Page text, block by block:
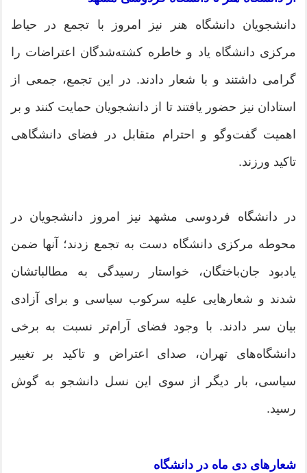
دانشجویان دانشگاه هنر نیز امروز با تجمع در حیاط
مرکزی دانشگاه یاد و خاطره کشته‌شدگان اعتراضات را
گرامی داشتند و با شعار دادند. در این تجمع، جمعی از
استادان نیز حضور یافتند تا از دانشجویان حمایت کنند و بر
اهمیت گفت‌و‌گو و احترام متقابل در فضای دانشگاهی
تاکید ورزند.
در دانشگاه فردوسی مشهد نیز امروز دانشجویان در
محوطه مرکزی دانشگاه دست به تجمع زدند؛ آنها ضمن
یادبود جان‌باختگان، خواستار رسیدگی به مطالباتشان
شدند و شعار‌هایی علیه سرکوب سیاسی و برای آزادی
بیان سر دادند. با وجود فضای آرام‌تر نسبت به برخی
دانشگاه‌های تهران، صدای اعتراض و تاکید بر تغییر
سیاسی، بار دیگر از سوی این نسل دانشجو به گوش
رسید.
شعارهای دی ماه در دانشگاه